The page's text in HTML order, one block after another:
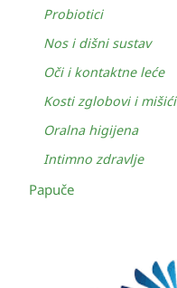
Probiotici
Nos i dišni sustav
Oči i kontaktne leće
Kosti zglobovi i mišići
Oralna higijena
Intimno zdravlje
Papuče